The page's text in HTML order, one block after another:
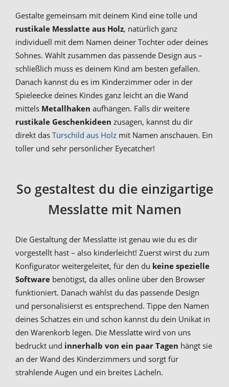
Gestalte gemeinsam mit deinem Kind eine tolle und
rustikale Messlatte aus Holz, natürlich ganz
individuell mit dem Namen deiner Tochter oder deines
Sohnes. Wählt zusammen das passende Design aus –
schließlich muss es deinem Kind am besten gefallen.
Danach kannst du es im Kinderzimmer oder in der
Spieleecke deines Kindes ganz leicht an die Wand
mittels Metallhaken aufhängen. Falls dir weitere
rustikale Geschenkideen zusagen, kannst du dir
direkt das Türschild aus Holz mit Namen anschauen. Ein
toller und sehr persönlicher Eyecatcher!
So gestaltest du die einzigartige
Messlatte mit Namen
Die Gestaltung der Messlatte ist genau wie du es dir
vorgestellt hast – also kinderleicht! Zuerst wirst du zum
Konfigurator weitergeleitet, für den du keine spezielle
Software benötigst, da alles online über den Browser
funktioniert. Danach wählst du das passende Design
und personalisierst es entsprechend. Tippe den Namen
deines Schatzes ein und schon kannst du dein Unikat in
den Warenkorb legen. Die Messlatte wird von uns
bedruckt und innerhalb von ein paar Tagen hängt sie
an der Wand des Kinderzimmers und sorgt für
strahlende Augen und ein breites Lächeln.